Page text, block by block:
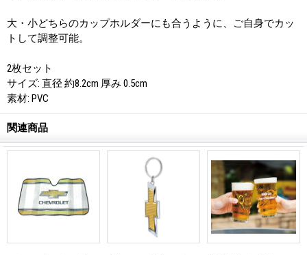
大・小どちらのカップホルダーにも合うように、ご自身でカッ
トして調整可能。
2枚セット
サイズ: 直径 約8.2cm 厚み 0.5cm
素材: PVC
関連商品